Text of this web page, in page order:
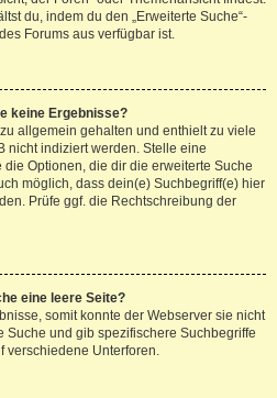
du, indem du den „Erweiterte Suche“-
Forums aus verfügbar ist.
keine Ergebnisse?
allgemein gehalten und enthielt zu viele
nicht indiziert werden. Stelle eine
Optionen, die dir die erweiterte Suche
möglich, dass dein(e) Suchbegriff(e) hier
Prüfe ggf. die Rechtschreibung der
eine leere Seite?
somit konnte der Webserver sie nicht
Suche und gib spezifischere Suchbegriffe
verschiedene Unterforen.